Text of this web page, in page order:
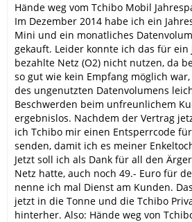
Hände weg vom Tchibo Mobil
Im Dezember 2014 habe ich ein
Mini und ein monatliches
gekauft. Leider konnte ich das für ein
bezahlte Netz (O2) nicht nutzen, da
so gut wie kein Empfang möglich
des ungenutzten Datenvolumens
Beschwerden beim unfreunlichem
ergebnislos. Nachdem der Vertrag
ich Tchibo mir einen Entsperrcode
senden, damit ich es meiner
Jetzt soll ich als Dank für all den
Netz hatte, auch noch 49.- Euro für
nenne ich mal Dienst am Kunden.
jetzt in die Tonne und die Tchibo
hinterher. Also: Hände weg von